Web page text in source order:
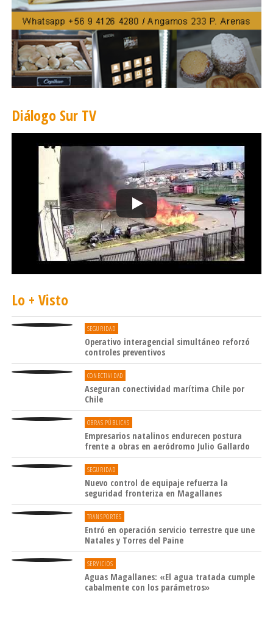
Diálogo Sur TV
Lo + Visto
SEGURIDAD
Operativo interagencial simultáneo reforzó
controles preventivos
CONECTIVIDAD
Aseguran conectividad marítima Chile por
Chile
OBRAS PÚBLICAS
Empresarios natalinos endurecen postura
frente a obras en aeródromo Julio Gallardo
SEGURIDAD
Nuevo control de equipaje refuerza la
seguridad fronteriza en Magallanes
TRANSPORTES
Entró en operación servicio terrestre que une
Natales y Torres del Paine
SERVICIOS
Aguas Magallanes: «El agua tratada cumple
cabalmente con los parámetros»